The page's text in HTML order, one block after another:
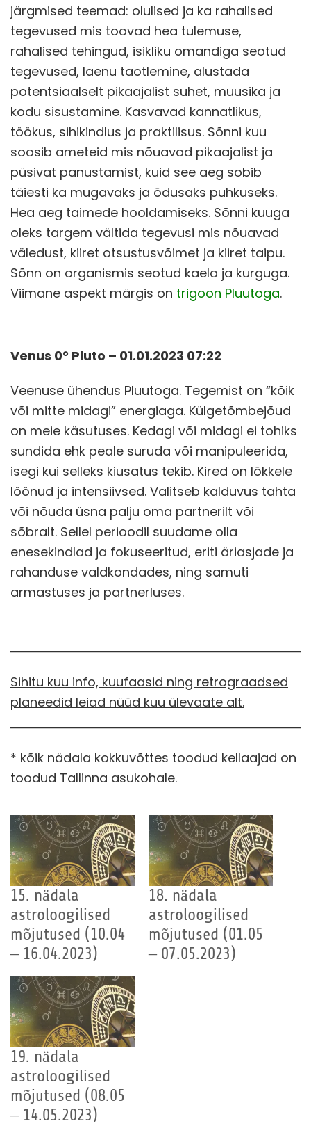
järgmised teemad: olulised ja ka rahalised
tegevused mis toovad hea tulemuse,
rahalised tehingud, isikliku omandiga seotud
tegevused, laenu taotlemine, alustada
potentsiaalselt pikaajalist suhet, muusika ja
kodu sisustamine. Kasvavad kannatlikus,
töökus, sihikindlus ja praktilisus. Sõnni kuu
soosib ameteid mis nõuavad pikaajalist ja
püsivat panustamist, kuid see aeg sobib
täiesti ka mugavaks ja õdusaks puhkuseks.
Hea aeg taimede hooldamiseks. Sõnni kuuga
oleks targem vältida tegevusi mis nõuavad
väledust, kiiret otsustusvõimet ja kiiret taipu.
Sõnn on organismis seotud kaela ja kurguga.
Viimane aspekt märgis on trigoon Pluutoga.
Venus 0° Pluto – 01.01.2023 07:22
Veenuse ühendus Pluutoga. Tegemist on “kõik
või mitte midagi” energiaga. Külgetõmbejõud
on meie käsutuses. Kedagi või midagi ei tohiks
sundida ehk peale suruda või manipuleerida,
isegi kui selleks kiusatus tekib. Kired on lõkkele
löönud ja intensiivsed. Valitseb kalduvus tahta
või nõuda üsna palju oma partnerilt või
sõbralt. Sellel perioodil suudame olla
enesekindlad ja fokuseeritud, eriti äriasjade ja
rahanduse valdkondades, ning samuti
armastuses ja partnerluses.
Sihitu kuu info, kuufaasid ning retrograadsed
planeedid leiad nüüd kuu ülevaate alt.
* kõik nädala kokkuvõttes toodud kellaajad on
toodud Tallinna asukohale.
15. nädala
astroloogilised
mõjutused (10.04
– 16.04.2023)
18. nädala
astroloogilised
mõjutused (01.05
– 07.05.2023)
19. nädala
astroloogilised
mõjutused (08.05
– 14.05.2023)